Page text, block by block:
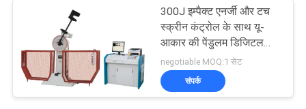
SHOW
साइटमैप
बनबरी मिक्सर
300J इम्पैक्ट एनर्जी और टच
स्क्रीन कंट्रोल के साथ यू-
आकार की पेंडुलम डिजिटल
चार्पी इम्पैक्ट टेस्टिंग मशीन
negotiable MOQ:1 सेट
संपर्क